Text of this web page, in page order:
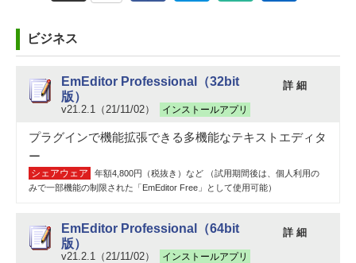
ビジネス
EmEditor Professional（32bit
版）
v21.2.1（21/11/02） インストールアプリ
詳 細
プラグインで機能拡張できる多機能なテキストエディタ
ー
シェアウェア
年額4,800円（税抜き）など （試用期間後は、個人利用の
みで一部機能の制限された「EmEditor Free」として使用可能）
EmEditor Professional（64bit
版）
v21.2.1（21/11/02） インストールアプリ
詳 細